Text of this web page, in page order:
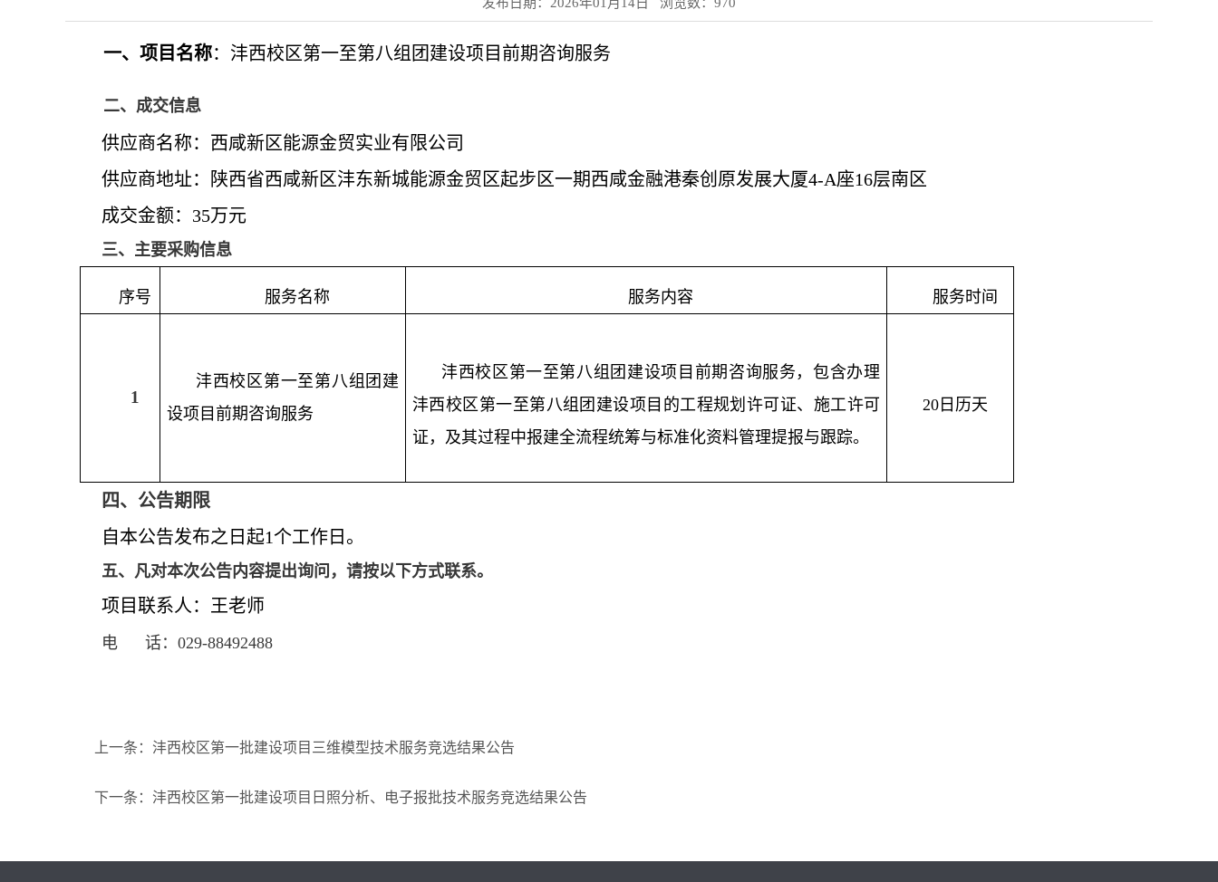
一、 项目名称： 沣西校区第一至第八组团建设项目前期咨询服务
二、成交信息
供应商名称：西咸新区能源金贸实业有限公司
供应商地址：陕西省西咸新区沣东新城能源金贸区起步区一期西咸金融港秦创原发展大厦4-A座16层南区
成交金额：35万元
三、主要采购信息
序号 服务名称 服务内容 服务时间
1
沣西校区第一至第八组团建
设项目前期咨询服务
沣西校区第一至第八组团建设项目前期咨询服务，包含办理
沣西校区第一至第八组团建设项目的工程规划许可证、施工许可
证，及其过程中报建全流程统筹与标准化资料管理提报与跟踪。
20日历天
四、公告期限
自本公告发布之日起1个工作日。
五、凡对本次公告内容提出询问，请按以下方式联系。
项目联系人：王老师
电 话：029-88492488
上一条：沣西校区第一批建设项目三维模型技术服务竞选结果公告
下一条：沣西校区第一批建设项目日照分析、电子报批技术服务竞选结果公告